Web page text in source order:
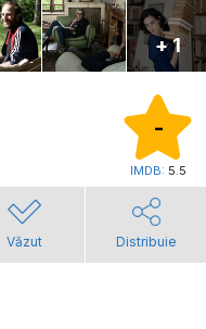
+ 1
-
IMDB: 5.5
Văzut Distribuie